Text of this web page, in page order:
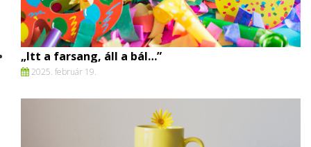
„Itt a farsang, áll a bál…”
2025. február 19.